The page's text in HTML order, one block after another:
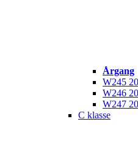
Årgang
W245
W246
W247
C klasse